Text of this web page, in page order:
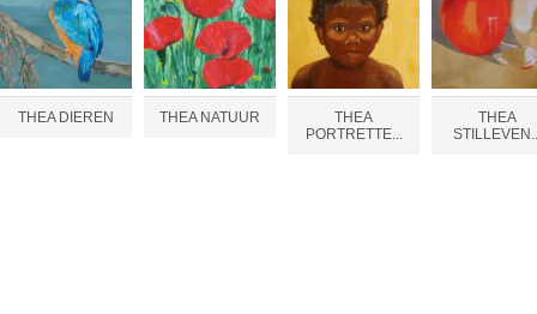
THEA DIEREN THEA NATUUR
THEA
PORTRETTE...
THEA